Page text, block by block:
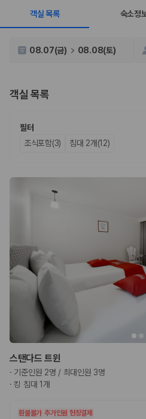
제주렌트카 가격비교는
제주도 렌트카는 업체마다 차량 가격,
장소, 취소 규정이 다릅니다. 카모아는
업체별 가격비교:
제주 렌트카 업
차종별 최저가 비교:
인원에 맞는 차종별 가격을 비교합
보험 조건 비교:일반자차, 완전자
확인합니다.
실시간 예약:
제주 렌트카를 찾을 때 꼭
1. 단순 최저가가 아니라 실제 결
제주렌트카 최저가는 차량 기본요금만
함 여부, 면책금, 보상 한도, 옵션 비용,
로 저렴한 차량을 고를 수 있습니다.
2. 보험 조건은 가격만큼 중요합니다
완전자차와 슈퍼자차는 업체별 보장 범
는 제주 렌트카 가격과 함께 보험 조건
수준을 선택할 수 있습니다.
객실 목록 숙소정
08.07(금) 08.08(토)
객실 목록
필터
조식포함(3)
침대 2개(12)
스탠다드 트윈
· 기준인원 2명 / 최대인원 3명
·킹 침대 1개
환불불가 추가인원 현장결제